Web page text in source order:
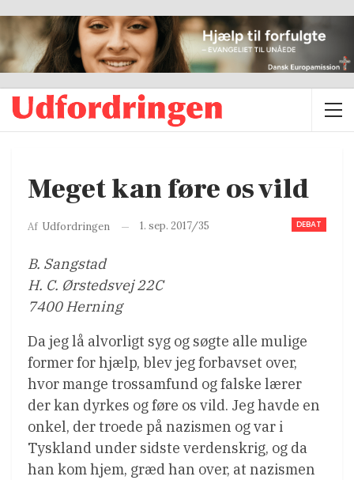
Meget kan føre os vild
DEBAT
Af Udfordringen 1. sep. 2017/35
B. Sangstad
H. C. Ørstedsvej 22C
7400 Herning
Da jeg lå alvorligt syg og søgte alle mulige
former for hjælp, blev jeg forbavset over,
hvor mange trossamfund og falske lærer
der kan dyrkes og føre os vild. Jeg havde en
onkel, der troede på nazismen og var i
Tyskland under sidste verdenskrig, og da
han kom hjem, græd han over, at nazismen